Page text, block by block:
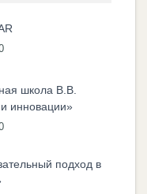
школа В.В.
инновации»
подход в